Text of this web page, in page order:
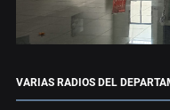
VARIAS RADIOS DEL